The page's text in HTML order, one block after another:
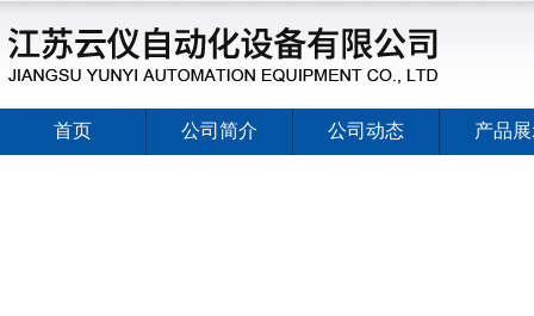
首页 公司简介 公司动态 产品